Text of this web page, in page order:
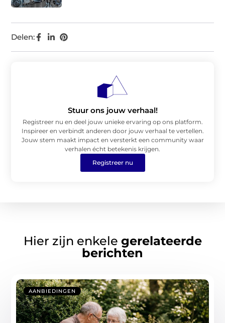
Delen:
Stuur ons jouw verhaal!
Registreer nu en deel jouw unieke ervaring op ons platform.
Inspireer en verbindt anderen door jouw verhaal te vertellen.
Jouw stem maakt impact en versterkt een community waar
verhalen écht betekenis krijgen.
Registreer nu
Hier zijn enkele gerelateerde
berichten
AANBIEDINGEN